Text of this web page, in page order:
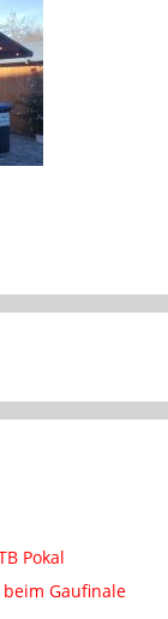
Pokal
Gaufinale